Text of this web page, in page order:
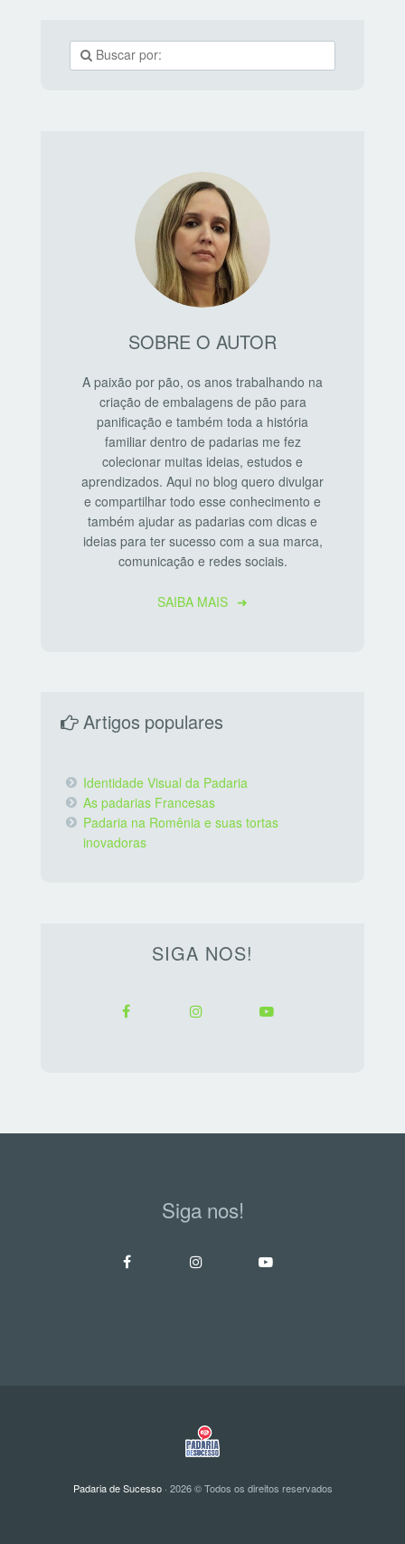
fachada,cartões de visita e afins), além de
SOBRE O AUTOR
A paixão por pão, os anos trabalhando na
criação de embalagens de pão para
panificação e também toda a história
familiar dentro de padarias me fez
colecionar muitas ideias, estudos e
aprendizados. Aqui no blog quero divulgar
e compartilhar todo esse conhecimento e
também ajudar as padarias com dicas e
ideias para ter sucesso com a sua marca,
comunicação e redes sociais.
SAIBA MAIS
Artigos populares
Identidade Visual da Padaria
As padarias Francesas
Padaria na Romênia e suas tortas
inovadoras
SIGA NOS!
Siga nos!
Padaria de Sucesso· 2026 © Todos os direitos reservados